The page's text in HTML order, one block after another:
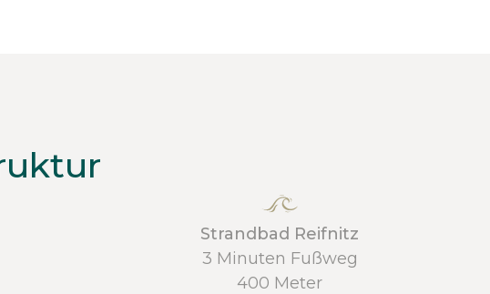
Strandbad Reifnitz
3 Minuten Fußweg
400 Meter